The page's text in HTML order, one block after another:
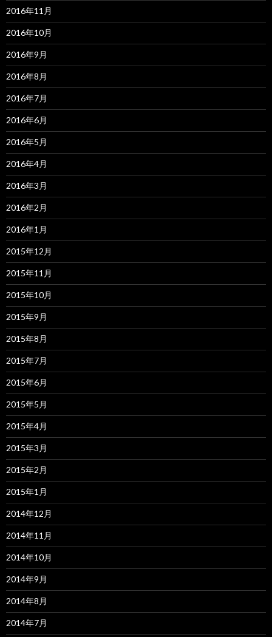
2016年11月
2016年10月
2016年9月
2016年8月
2016年7月
2016年6月
2016年5月
2016年4月
2016年3月
2016年2月
2016年1月
2015年12月
2015年11月
2015年10月
2015年9月
2015年8月
2015年7月
2015年6月
2015年5月
2015年4月
2015年3月
2015年2月
2015年1月
2014年12月
2014年11月
2014年10月
2014年9月
2014年8月
2014年7月